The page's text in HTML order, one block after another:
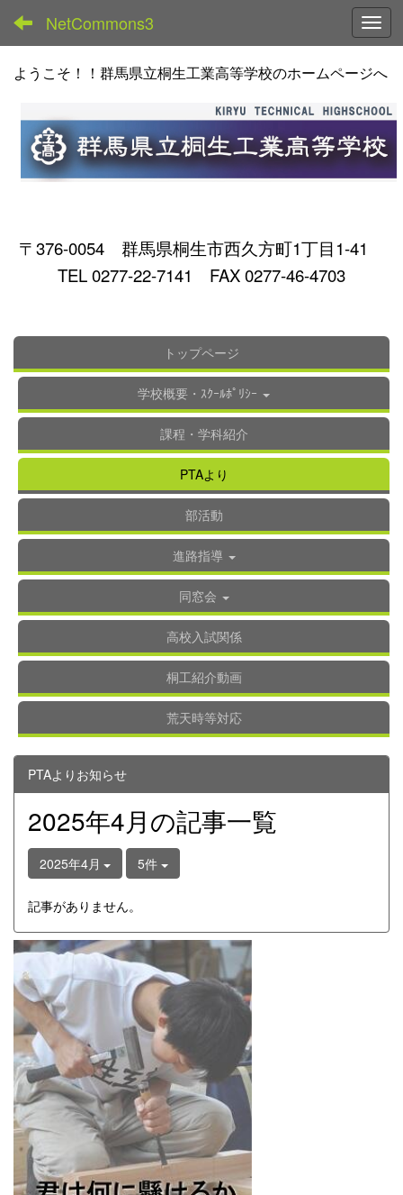
NetCommons3
ようこそ！！群馬県立桐生工業高等学校のホームページへ
〒376-0054 群馬県桐生市西久方町1丁目1-41
TEL 0277-22-7141 FAX 0277-46-4703
トップページ
学校概要・ｽｸｰﾙﾎﾟﾘｼｰ
課程・学科紹介
PTAより
部活動
進路指導
同窓会
高校入試関係
桐工紹介動画
荒天時等対応
PTAよりお知らせ
2025年4月の記事一覧
2025年4月 5件
記事がありません。